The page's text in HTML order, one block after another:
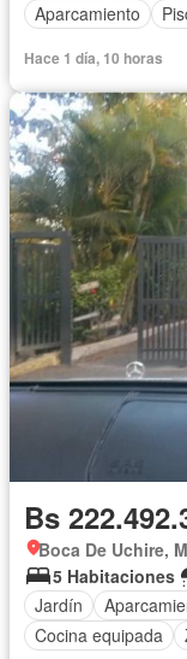
Aparcamiento
Hace 1 día, 10 horas
Bs
Boca De Uchire,
5 Habitaciones
Jardín
Cocina equipada